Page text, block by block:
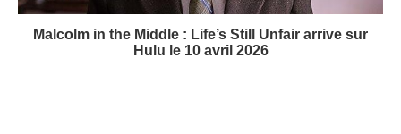
Malcolm in the Middle : Life’s Still Unfair arrive sur
Hulu le 10 avril 2026